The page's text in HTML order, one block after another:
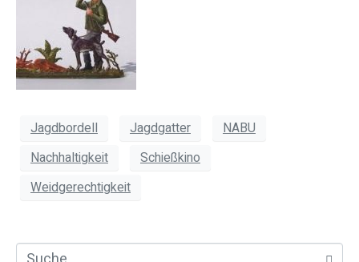
Jagdbordell Jagdgatter
NABU
Nachhaltigkeit
Schießkino
Weidgerechtigkeit